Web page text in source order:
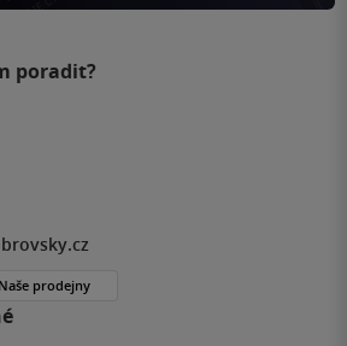
poradit?
Naše prodejny